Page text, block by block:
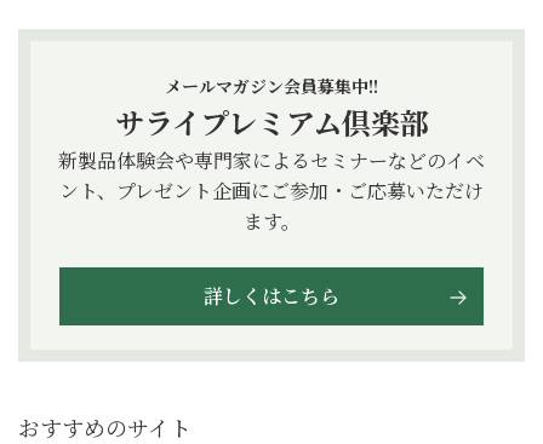
メールマガジン会員募集中!!
サライプレミアム倶楽部
新製品体験会や専門家によるセミナーなどのイベ
ント、プレゼント企画にご参加・ご応募いただけ
ます。
詳しくはこちら
おすすめのサイト